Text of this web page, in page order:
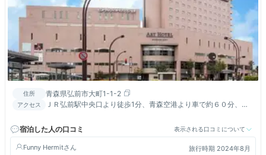
住所 青森県弘前市大町1-1-2
アクセス
ＪＲ弘前駅中央口より徒歩1分、青森空港より車で約６０分、東
宿泊した人の口コミ
表示される口コミについて
Funny Hermit 旅行時期 2024年8月